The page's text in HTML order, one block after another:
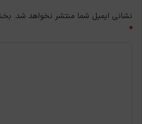
نشانی ایمیل شما منتشر نخواهد شد.
*